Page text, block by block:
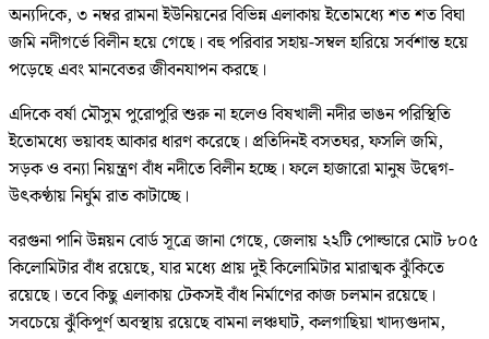
অন্যদিকে, ৩ নম্বর রামনা ইউনিয়নের বিভিন্ন এলাকায় ইতোমধ্যে শত শত বিঘা
জমি নদীগর্ভে বিলীন হয়ে গেছে। বহু পরিবার সহায়-সম্বল হারিয়ে সর্বশান্ত হয়ে
পড়েছে এবং মানবেতর জীবনযাপন করছে।
এদিকে বর্ষা মৌসুম পুরোপুরি শুরু না হলেও বিষখালী নদীর ভাঙন পরিস্থিতি
ইতোমধ্যে ভয়াবহ আকার ধারণ করেছে। প্রতিদিনই বসতঘর, ফসলি জমি,
সড়ক ও বন্যা নিয়ন্ত্রণ বাঁধ নদীতে বিলীন হচ্ছে। ফলে হাজারো মানুষ উদ্বেগ-
উৎকণ্ঠায় নির্ঘুম রাত কাটাচ্ছে।
বরগুনা পানি উন্নয়ন বোর্ড সূত্রে জানা গেছে, জেলায় ২২টি পোল্ডারে মোট ৮০৫
কিলোমিটার বাঁধ রয়েছে, যার মধ্যে প্রায় দুই কিলোমিটার মারাত্মক ঝুঁকিতে
রয়েছে। তবে কিছু এলাকায় টেকসই বাঁধ নির্মাণের কাজ চলমান রয়েছে।
সবচেয়ে ঝুঁকিপূর্ণ অবস্থায় রয়েছে বামনা লঞ্চঘাট, কলগাছিয়া খাদ্যগুদাম,